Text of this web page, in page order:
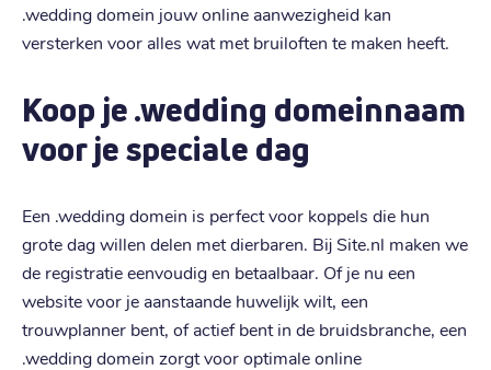
.wedding domein jouw online aanwezigheid kan
versterken voor alles wat met bruiloften te maken heeft.
Koop je .wedding domeinnaam
voor je speciale dag
Een .wedding domein is perfect voor koppels die hun
grote dag willen delen met dierbaren. Bij Site.nl maken we
de registratie eenvoudig en betaalbaar. Of je nu een
website voor je aanstaande huwelijk wilt, een
trouwplanner bent, of actief bent in de bruidsbranche, een
.wedding domein zorgt voor optimale online